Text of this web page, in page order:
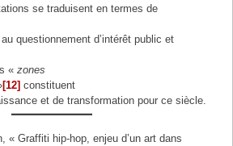
se traduisent en termes de
questionnement d’intérêt public et
«zones
[12] constituent
et de transformation pour ce siècle.
« Graffiti hip-hop, enjeu d’un art dans